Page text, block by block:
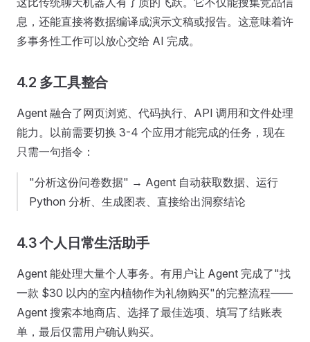
息，还能直接将数据编译成演示文稿或报告。这意味着许
多事务性工作可以放心交给 AI 完成。
4.2 多工具整合
Agent 融合了网页浏览、代码执行、API 调用和文件处理
能力。以前需要切换 3-4 个应用才能完成的任务，现在
只需一句指令：
"分析这份问卷数据" → Agent 自动获取数据、运行
Python 分析、生成图表、直接给出洞察结论
4.3 个人日常生活助手
Agent 能处理大量个人事务。有用户让 Agent 完成了"找
一款 $30 以内的室内植物作为礼物购买"的完整流程——
Agent 搜索本地商店、选择了最佳选项、填写了结账表
单，最后仅需用户确认购买。